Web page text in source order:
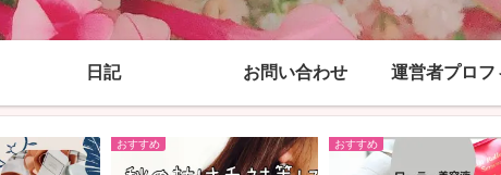
日記 お問い合わせ
おすすめ おすすめ